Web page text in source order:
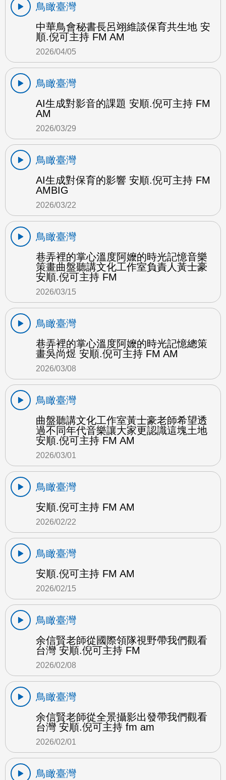
鳥瞰臺灣
中華鳥會秘書長呂翊維談保育共生地 安
順.倪可主持 FM AM
2026/04/05
鳥瞰臺灣
AI生成對影音的課題 安順.倪可主持 FM
AM
2026/03/29
鳥瞰臺灣
AI生成對保育的影響 安順.倪可主持 FM
AMBIG
2026/03/22
鳥瞰臺灣
巷弄裡的掌心溫度阿嬤的時光記憶音樂
策畫曲盤聽講文化工作室負責人黃士豪
安順.倪可主持 FM
2026/03/15
鳥瞰臺灣
巷弄裡的掌心溫度阿嬤的時光記憶總策
畫吳尚煜 安順.倪可主持 FM AM
2026/03/08
鳥瞰臺灣
曲盤聽講文化工作室黃士豪老師希望透
過不同年代音樂讓大家更認識這塊土地
安順.倪可主持 FM AM
2026/03/01
鳥瞰臺灣
安順.倪可主持 FM AM
2026/02/22
鳥瞰臺灣
安順.倪可主持 FM AM
2026/02/15
鳥瞰臺灣
余信賢老師從國際領隊視野帶我們觀看
台灣 安順.倪可主持 FM
2026/02/08
鳥瞰臺灣
余信賢老師從全景攝影出發帶我們觀看
台灣 安順.倪可主持 fm am
2026/02/01
鳥瞰臺灣